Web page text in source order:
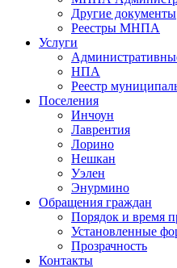
Другие документы
Реестры МНПА
Услуги
НПА
Реестр
Поселения
Инчоун
Лаврентия
Лорино
Нешкан
Уэлен
Энурмино
Обращения граждан
Порядок и время
Установленные
Прозрачность
Контакты